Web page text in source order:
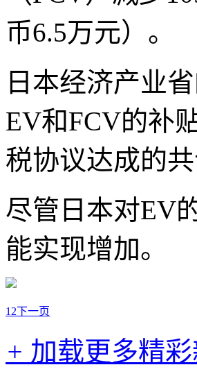
币6.5万元）。
日本经济产业
EV和FCV的补
税协议达成的
尽管日本对EV
能实现增加。
1 2下一页
+ 加载更多精彩